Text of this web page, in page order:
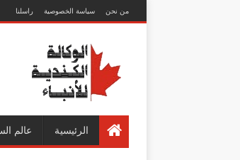
من نحن سياسة الخصوصية راسلنا
الرئيسية عالم